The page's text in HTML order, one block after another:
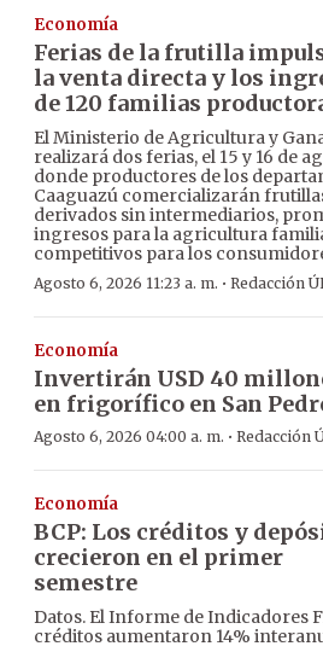
Economía
Ferias de la frutilla
la venta directa y los
de 120 familias
El Ministerio de Agricultura y
realizará dos ferias, el 15 y 16 de
donde productores de los
Caaguazú comercializarán
derivados sin intermediarios,
ingresos para la agricultura
competitivos para los
Agosto 6, 2026 11:23 a. m. · Redacción
Economía
Invertirán USD 40
en frigorífico en San
Agosto 6, 2026 04:00 a. m. · Redacción
Economía
BCP: Los créditos y
crecieron en el primer
semestre
Datos. El Informe de Indicadores
créditos aumentaron 14%